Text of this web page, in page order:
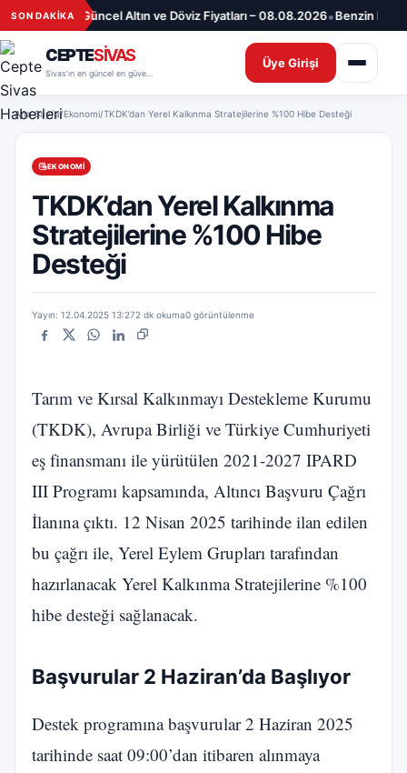
İçeriğe geç
SON DAKİKA
•Sivas’ta Güncel Altın ve Döviz Fiyatları – 08.08.2026•Benzin
CEPTESİVAS Üye Girişi
Ana Sayfa/Ekonomi/TKDK’dan Yerel Kalkınma Stratejilerine %100 Hibe Desteği
EKONOMI
TKDK’dan Yerel Kalkınma
Stratejilerine %100 Hibe
Desteği
Yayın: 12.04.2025 13:272 dk okuma0 görüntülenme
Facebook
X WhatsApp
LinkedInBağlantıyı kopyala
Tarım ve Kırsal Kalkınmayı Destekleme Kurumu
(TKDK), Avrupa Birliği ve Türkiye Cumhuriyeti
eş finansmanı ile yürütülen 2021-2027 IPARD
III Programı kapsamında, Altıncı Başvuru Çağrı
İlanına çıktı. 12 Nisan 2025 tarihinde ilan edilen
bu çağrı ile, Yerel Eylem Grupları tarafından
hazırlanacak Yerel Kalkınma Stratejilerine %100
hibe desteği sağlanacak.
Başvurular 2 Haziran’da Başlıyor
Destek programına başvurular 2 Haziran 2025
tarihinde saat 09:00’dan itibaren alınmaya